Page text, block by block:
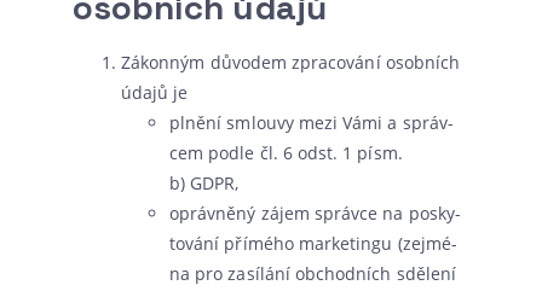
Zákonným důvo­dem zpra­co­vá­ní osob­ních
úda­jů je
plně­ní smlou­vy mezi Vámi a správ­
cem pod­le čl. 6 odst. 1 písm.
b) GDPR,
opráv­ně­ný zájem správ­ce na posky­
to­vá­ní pří­mé­ho mar­ke­tingu (zejmé­
na pro zasí­lá­ní obchod­ních sdě­le­ní